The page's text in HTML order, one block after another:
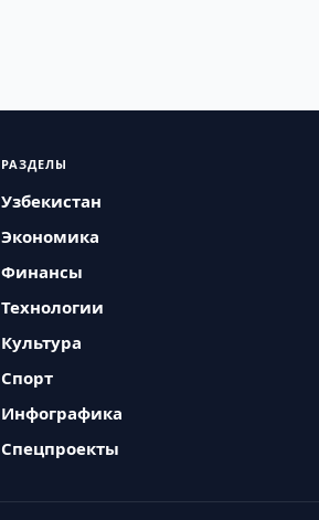
РАЗДЕЛЫ
Узбекистан
Экономика
Финансы
Технологии
Культура
Спорт
Инфографика
Спецпроекты